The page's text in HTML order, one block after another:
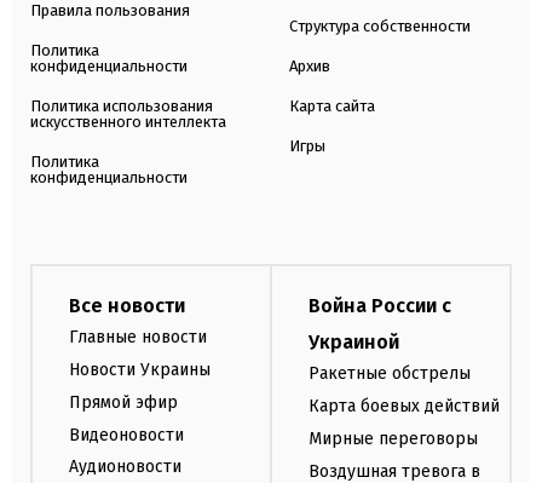
Правила пользования
Политика
конфиденциальности
Политика использования
искусственного интеллекта
Политика
конфиденциальности
Структура собственности
Архив
Карта сайта
Игры
Все новости
Главные новости
Новости Украины
Прямой эфир
Видеоновости
Аудионовости
Война России с
Украиной
Ракетные обстрелы
Карта боевых действий
Мирные переговоры
Воздушная тревога в